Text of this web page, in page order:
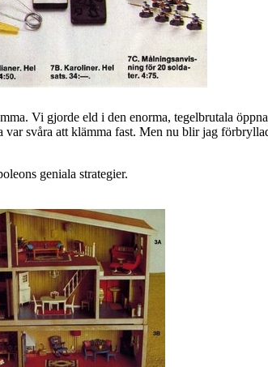
Vi gjorde eld i den enorma, tegelbrutala
var svåra att klämma fast. Men nu blir jag
geniala strategier.